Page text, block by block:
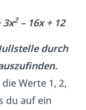
3x2– 16x + 12
durch
Werte 1, 2,
du auf ein